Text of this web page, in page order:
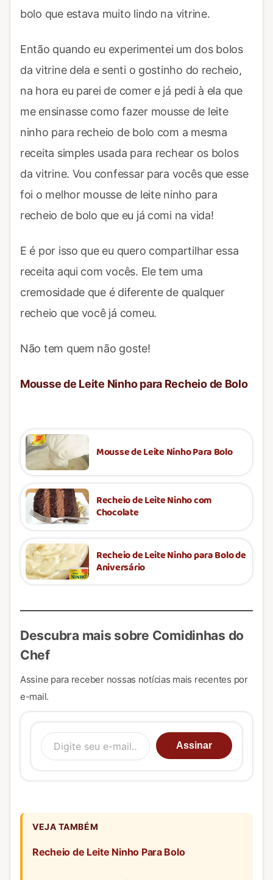
bolo que estava muito lindo na vitrine.
Então quando eu experimentei um dos bolos
da vitrine dela e senti o gostinho do recheio,
na hora eu parei de comer e já pedi à ela que
me ensinasse como fazer mousse de leite
ninho para recheio de bolo com a mesma
receita simples usada para rechear os bolos
da vitrine. Vou confessar para vocês que esse
foi o melhor mousse de leite ninho para
recheio de bolo que eu já comi na vida!
E é por isso que eu quero compartilhar essa
receita aqui com vocês. Ele tem uma
cremosidade que é diferente de qualquer
recheio que você já comeu.
Não tem quem não goste!
Mousse de Leite Ninho para Recheio de Bolo
Mousse de Leite Ninho Para Bolo
Recheio de Leite Ninho com
Chocolate
Recheio de Leite Ninho para Bolo de
Aniversário
Descubra mais sobre Comidinhas do
Chef
Assine para receber nossas notícias mais recentes por
e-mail.
Digite seu e-mail…
Assinar
VEJA TAMBÉM
Recheio de Leite Ninho Para Bolo